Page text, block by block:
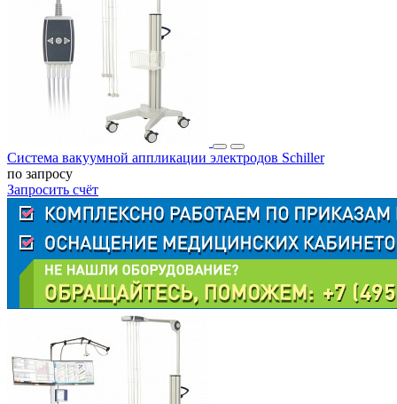
Система вакуумной аппликации электродов Schiller
по запросу
Запросить счёт